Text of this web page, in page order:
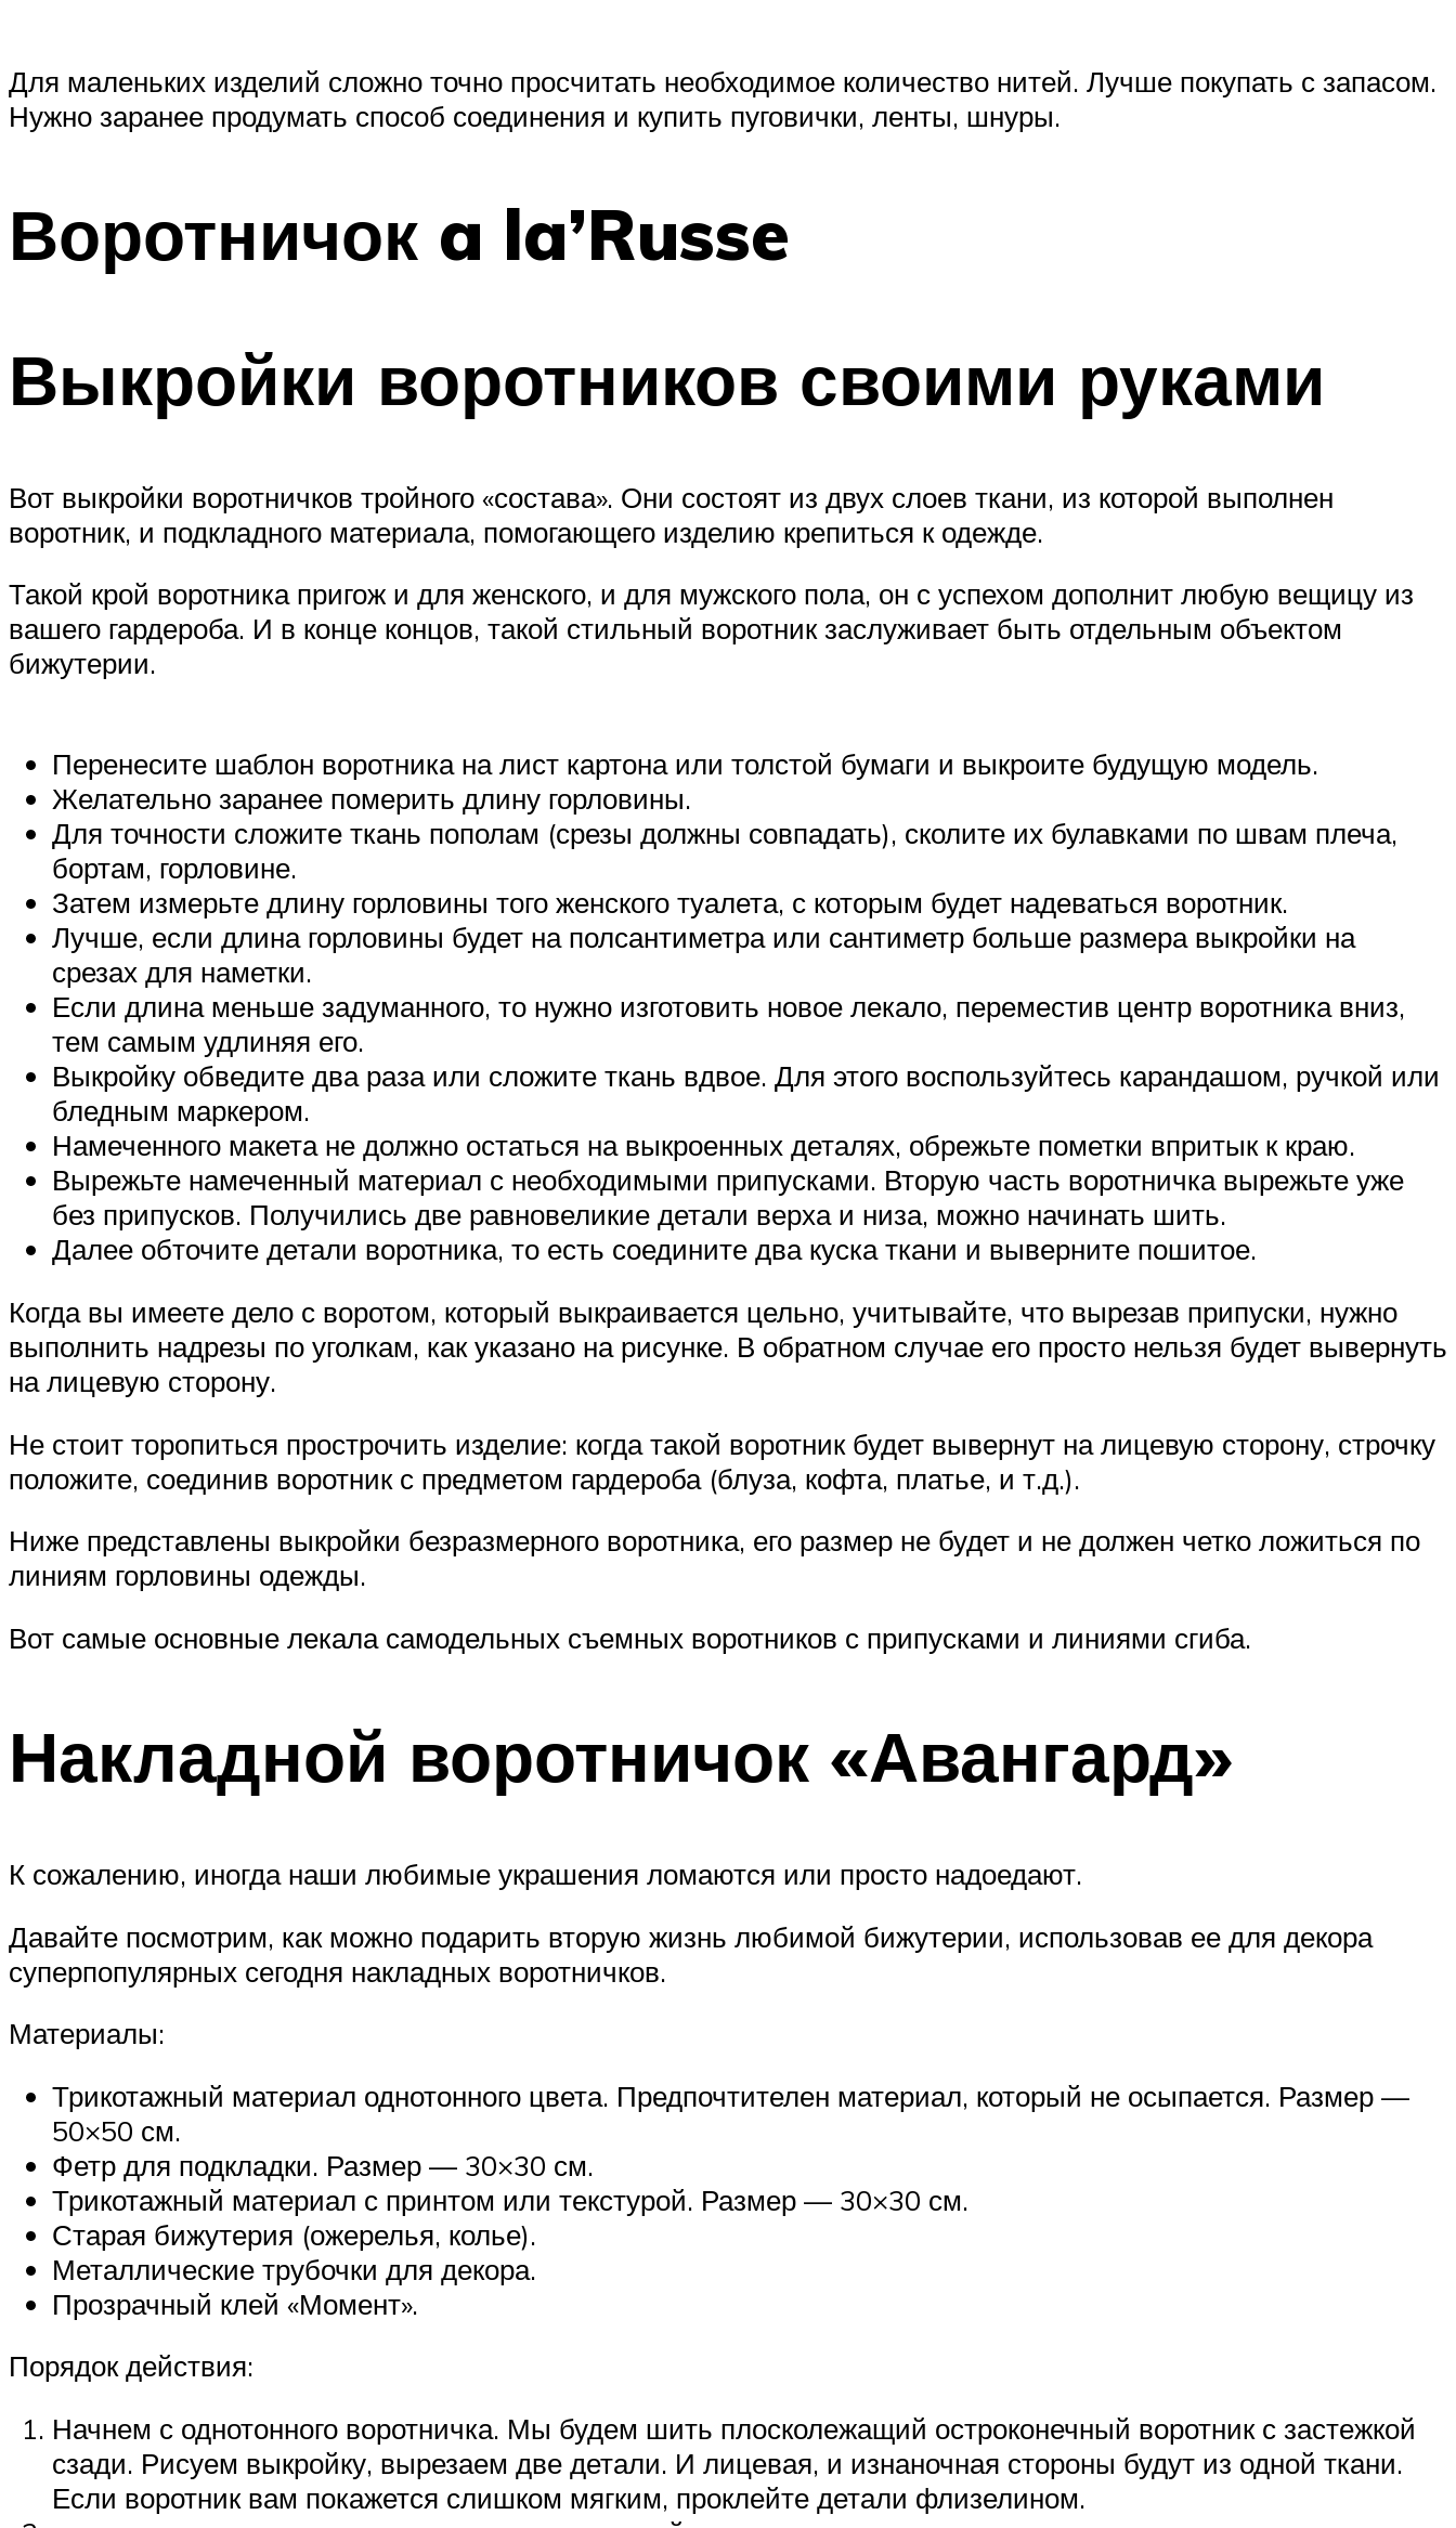
Для маленьких изделий сложно точно просчитать необходимое количество нитей. Лучше покупать с запасом.
Нужно заранее продумать способ соединения и купить пуговички, ленты, шнуры.
Воротничок a la’Russe
Выкройки воротников своими руками
Вот выкройки воротничков тройного «состава». Они состоят из двух слоев ткани, из которой выполнен
воротник, и подкладного материала, помогающего изделию крепиться к одежде.
Такой крой воротника пригож и для женского, и для мужского пола, он с успехом дополнит любую вещицу из
вашего гардероба. И в конце концов, такой стильный воротник заслуживает быть отдельным объектом
бижутерии.
Перенесите шаблон воротника на лист картона или толстой бумаги и выкроите будущую модель.
Желательно заранее померить длину горловины.
Для точности сложите ткань пополам (срезы должны совпадать), сколите их булавками по швам плеча,
бортам, горловине.
Затем измерьте длину горловины того женского туалета, с которым будет надеваться воротник.
Лучше, если длина горловины будет на полсантиметра или сантиметр больше размера выкройки на
срезах для наметки.
Если длина меньше задуманного, то нужно изготовить новое лекало, переместив центр воротника вниз,
тем самым удлиняя его.
Выкройку обведите два раза или сложите ткань вдвое. Для этого воспользуйтесь карандашом, ручкой или
бледным маркером.
Намеченного макета не должно остаться на выкроенных деталях, обрежьте пометки впритык к краю.
Вырежьте намеченный материал с необходимыми припусками. Вторую часть воротничка вырежьте уже
без припусков. Получились две равновеликие детали верха и низа, можно начинать шить.
Далее обточите детали воротника, то есть соедините два куска ткани и выверните пошитое.
Когда вы имеете дело с воротом, который выкраивается цельно, учитывайте, что вырезав припуски, нужно
выполнить надрезы по уголкам, как указано на рисунке. В обратном случае его просто нельзя будет вывернуть
на лицевую сторону.
Не стоит торопиться прострочить изделие: когда такой воротник будет вывернут на лицевую сторону, строчку
положите, соединив воротник с предметом гардероба (блуза, кофта, платье, и т.д.).
Ниже представлены выкройки безразмерного воротника, его размер не будет и не должен четко ложиться по
линиям горловины одежды.
Вот самые основные лекала самодельных съемных воротников с припусками и линиями сгиба.
Накладной воротничок «Авангард»
К сожалению, иногда наши любимые украшения ломаются или просто надоедают.
Давайте посмотрим, как можно подарить вторую жизнь любимой бижутерии, использовав ее для декора
суперпопулярных сегодня накладных воротничков.
Материалы:
Трикотажный материал однотонного цвета. Предпочтителен материал, который не осыпается. Размер —
50×50 см.
Фетр для подкладки. Размер — 30×30 см.
Трикотажный материал с принтом или текстурой. Размер — 30×30 см.
Старая бижутерия (ожерелья, колье).
Металлические трубочки для декора.
Прозрачный клей «Момент».
Порядок действия:
Начнем с однотонного воротничка. Мы будем шить плосколежащий остроконечный воротник с застежкой
сзади. Рисуем выкройку, вырезаем две детали. И лицевая, и изнаночная стороны будут из одной ткани.
Если воротник вам покажется слишком мягким, проклейте детали флизелином.